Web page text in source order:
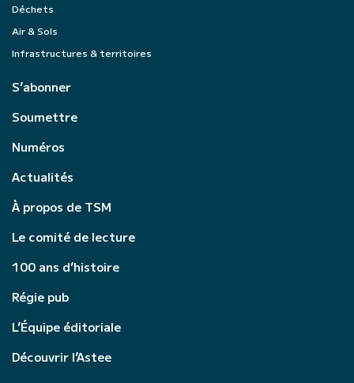
Déchets
Air & Sols
Infrastructures & territoires
S’abonner
Soumettre
Numéros
Actualités
À propos de TSM
Le comité de lecture
100 ans d’histoire
Régie pub
L’Équipe éditoriale
Découvrir l’Astee